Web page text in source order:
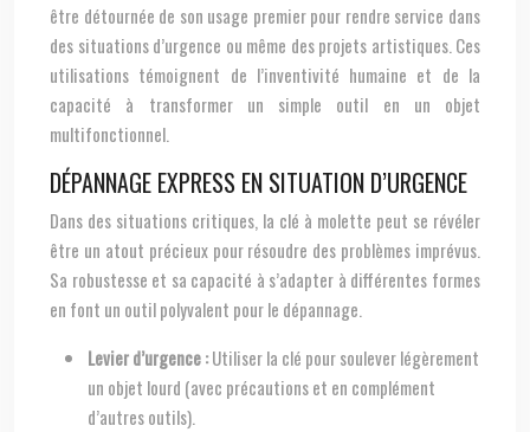
être détournée de son usage premier pour rendre service dans
des situations d’urgence ou même des projets artistiques. Ces
utilisations témoignent de l’inventivité humaine et de la
capacité à transformer un simple outil en un objet
multifonctionnel.
DÉPANNAGE EXPRESS EN SITUATION D’URGENCE
Dans des situations critiques, la clé à molette peut se révéler
être un atout précieux pour résoudre des problèmes imprévus.
Sa robustesse et sa capacité à s’adapter à différentes formes
en font un outil polyvalent pour le dépannage.
Levier d’urgence :Utiliser la clé pour soulever légèrement
un objet lourd (avec précautions et en complément
d’autres outils).